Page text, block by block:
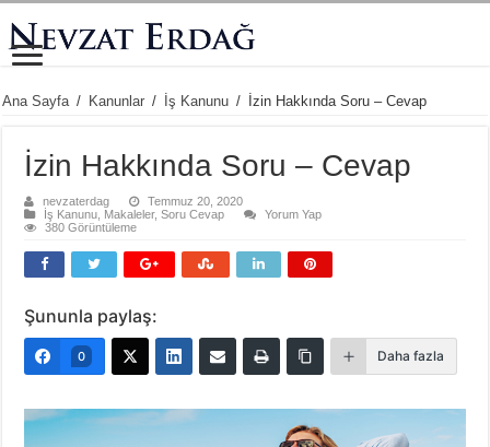
Ana Sayfa / Kanunlar / İş Kanunu / İzin Hakkında Soru – Cevap
İzin Hakkında Soru – Cevap
nevzaterdag
Temmuz 20, 2020
İş Kanunu Makaleler,Soru Cevap
Yorum Yap
380 Görüntüleme
Şununla paylaş:
0 Daha fazla